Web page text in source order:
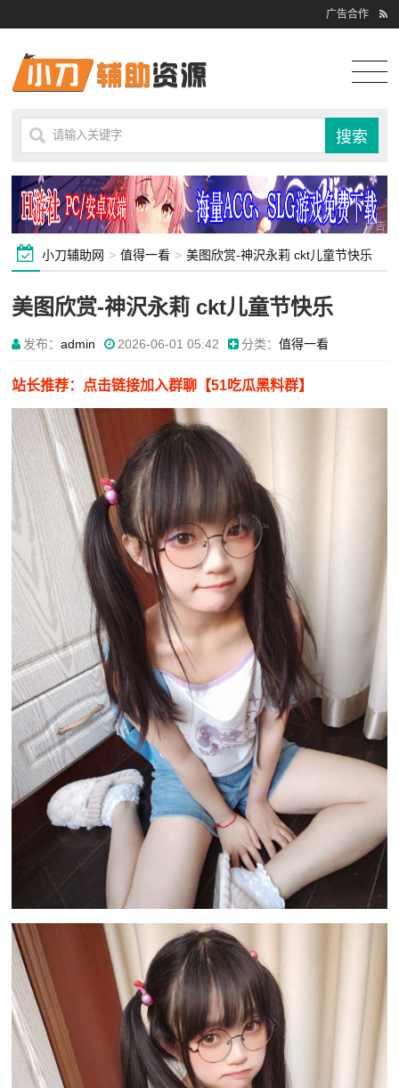
广告合作
小刀辅助网 > 值得一看 > 美图欣赏-神沢永莉 ckt儿童节快乐
美图欣赏-神沢永莉 ckt儿童节快乐
发布：admin 2026-06-01 05:42 分类：值得一看
站长推荐：点击链接加入群聊【51吃瓜黑料群】